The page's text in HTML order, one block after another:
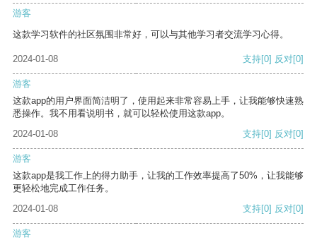
游客
这款学习软件的社区氛围非常好，可以与其他学习者交流学习心得。
2024-01-08 支持[0] 反对[0]
游客
这款app的用户界面简洁明了，使用起来非常容易上手，让我能够快速熟
悉操作。我不用看说明书，就可以轻松使用这款app。
2024-01-08
支持[0] 反对[0]
游客
这款app是我工作上的得力助手，让我的工作效率提高了50%，让我能够
更轻松地完成工作任务。
2024-01-08
支持[0] 反对[0]
游客